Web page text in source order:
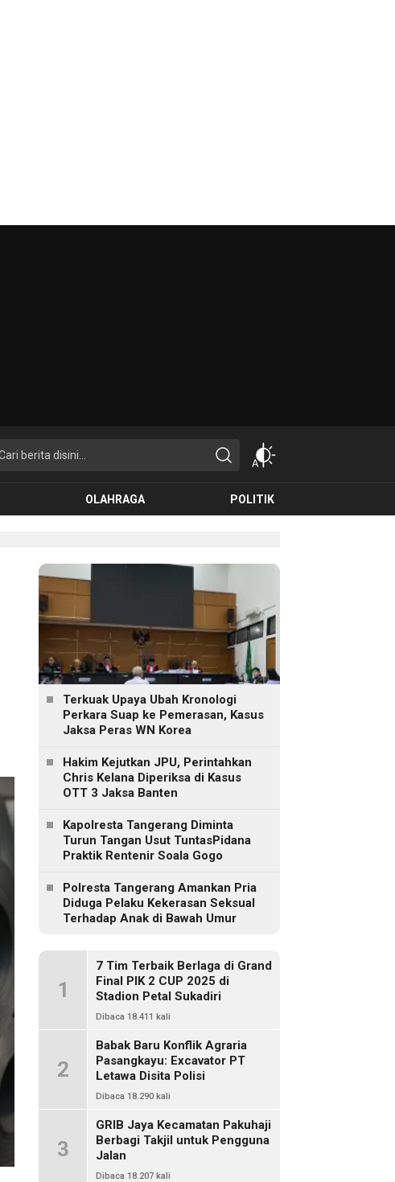
OLAHRAGA POLITIK
Terkuak Upaya Ubah Kronologi
Perkara Suap ke Pemerasan, Kasus
Jaksa Peras WN Korea
Hakim Kejutkan JPU, Perintahkan
Chris Kelana Diperiksa di Kasus
OTT 3 Jaksa Banten
Kapolresta Tangerang Diminta
Turun Tangan Usut TuntasPidana
Praktik Rentenir Soala Gogo
Polresta Tangerang Amankan Pria
Diduga Pelaku Kekerasan Seksual
Terhadap Anak di Bawah Umur
1
7 Tim Terbaik Berlaga di Grand
Final PIK 2 CUP 2025 di
Stadion Petal Sukadiri
Dibaca 18.411 kali
2
Babak Baru Konflik Agraria
Pasangkayu: Excavator PT
Letawa Disita Polisi
Dibaca 18.290 kali
3
GRIB Jaya Kecamatan Pakuhaji
Berbagi Takjil untuk Pengguna
Jalan
Dibaca 18.207 kali